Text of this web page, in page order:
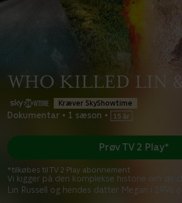
Kræver SkyShowtime
Dokumentar • 1 sæson •
Vi kigger på den komplekse historie om de
Lin Russell og hendes datter Megan i 1996
Prøv TV 2 Play*
*tilkøbes til TV 2 Play abonnement